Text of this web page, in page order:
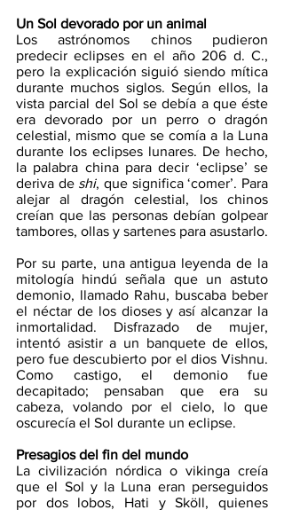
Un Sol devorado por un animal
Los astrónomos chinos pudieron
predecir eclipses en el año 206 d. C.,
pero la explicación siguió siendo mítica
durante muchos siglos. Según ellos, la
vista parcial del Sol se debía a que éste
era devorado por un perro o dragón
celestial, mismo que se comía a la Luna
durante los eclipses lunares. De hecho,
la palabra china para decir ‘eclipse’ se
deriva de shi, que significa ‘comer’. Para
alejar al dragón celestial, los chinos
creían que las personas debían golpear
Por su parte, una antigua leyenda de la
mitología hindú señala que un astuto
demonio, llamado Rahu, buscaba beber
el néctar de los dioses y así alcanzar la
inmortalidad. Disfrazado de mujer,
intentó asistir a un banquete de ellos,
pero fue descubierto por el dios Vishnu.
Como castigo, el demonio fue
decapitado; pensaban que era su
cabeza, volando por el cielo, lo que
oscurecía el Sol durante un eclipse.
Presagios del fin del mundo
La civilización nórdica o vikinga creía
que el Sol y la Luna eran perseguidos
por dos lobos, Hati y Sköll, quienes